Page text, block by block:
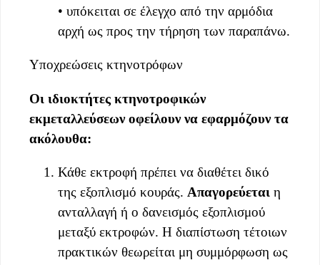
• υπόκειται σε έλεγχο από την αρμόδια
αρχή ως προς την τήρηση των παραπάνω.
Υποχρεώσεις κτηνοτρόφων
Οι ιδιοκτήτες κτηνοτροφικών
εκμεταλλεύσεων οφείλουν να εφαρμόζουν τα
ακόλουθα:
Κάθε εκτροφή πρέπει να διαθέτει δικό
της εξοπλισμό κουράς. Απαγορεύεται η
ανταλλαγή ή ο δανεισμός εξοπλισμού
μεταξύ εκτροφών. Η διαπίστωση τέτοιων
πρακτικών θεωρείται μη συμμόρφωση ως